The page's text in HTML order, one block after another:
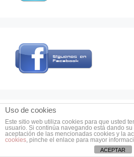
Uso de cookies
Este sitio web utiliza cookies para que usted
usuario. Si continúa navegando está dando
aceptación de las mencionadas cookies y la
cookies, pinche el enlace para mayor
ACEPTAR